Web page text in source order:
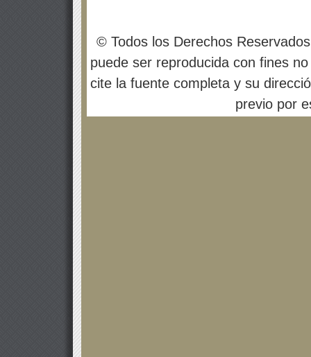
© Todos los Derechos
puede ser reproducida con fines
cite la fuente completa y su
previo por